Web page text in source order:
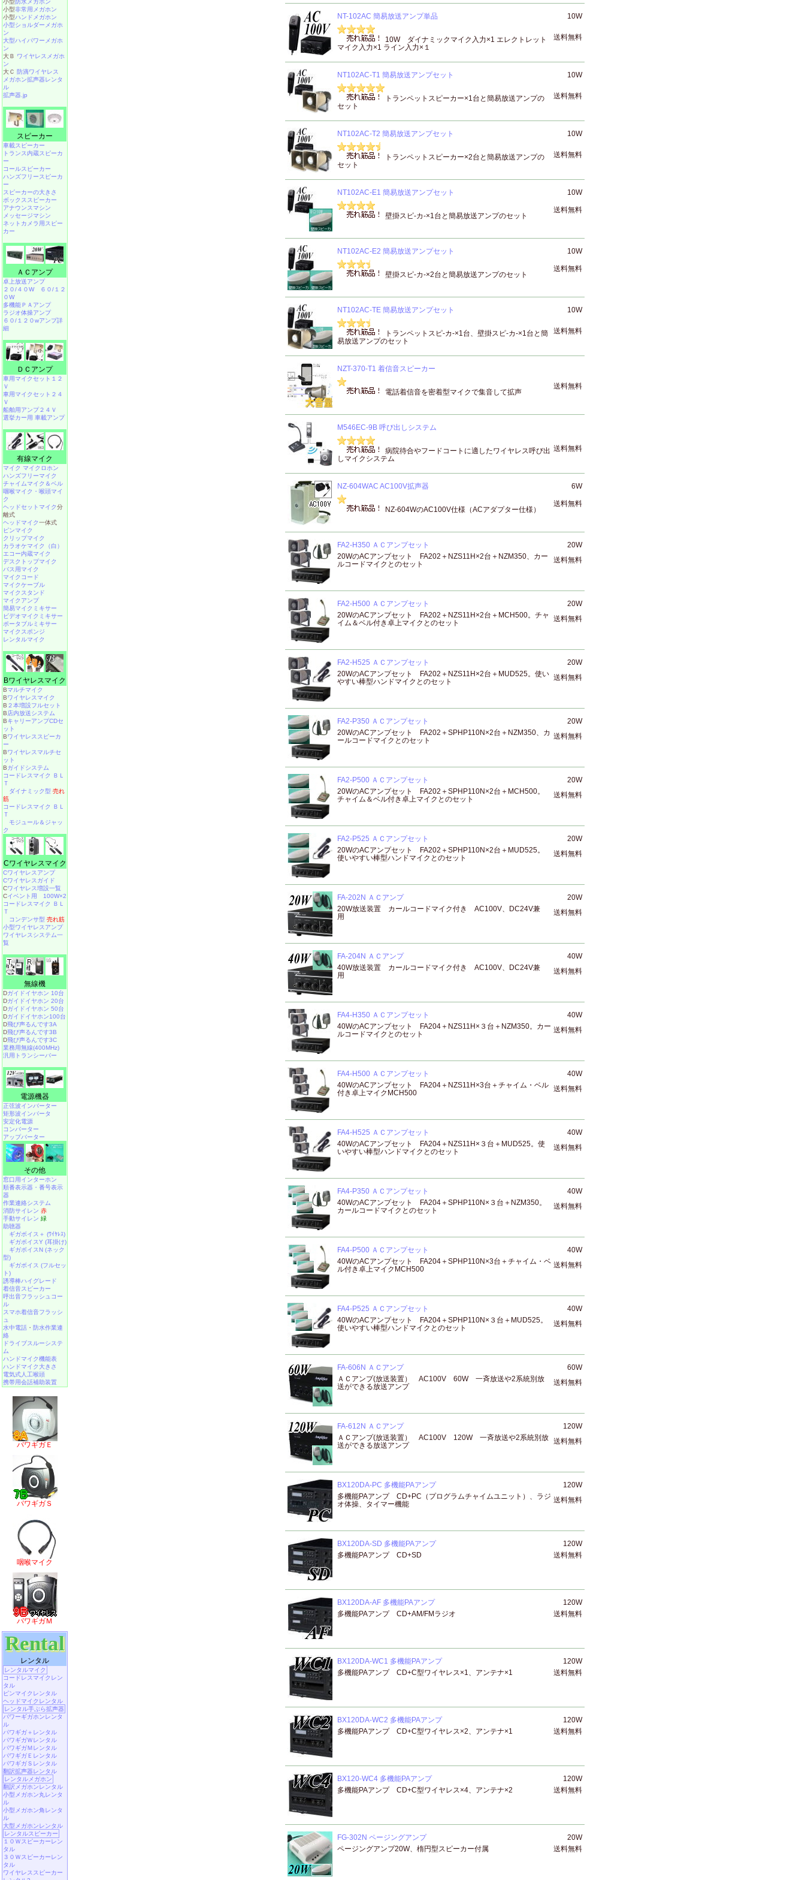
NT-102AC 簡易放送アンプ単品 10W
10W ダイナミックマイク入力×1 エレクトレット
マイク入力×1 ライン入力×１
送料無料
NT102AC-T1 簡易放送アンプセット 10W
トランペットスピーカー×1台と簡易放送アンプの
セット
送料無料
NT102AC-T2 簡易放送アンプセット 10W
トランペットスピーカー×2台と簡易放送アンプの
セット
送料無料
NT102AC-E1 簡易放送アンプセット 10W
壁掛スピ-カ-×1台と簡易放送アンプのセット
送料無料
NT102AC-E2 簡易放送アンプセット 10W
壁掛スピ-カ-×2台と簡易放送アンプのセット
送料無料
NT102AC-TE 簡易放送アンプセット 10W
トランペットスピ-カ-×1台、壁掛スピ-カ-×1台と簡
易放送アンプのセット
送料無料
NZT-370-T1 着信音スピーカー
電話着信音を密着型マイクで集音して拡声
送料無料
M546EC-9B 呼び出しシステム
病院待合やフードコートに適したワイヤレス呼び出
しマイクシステム
送料無料
NZ-604WAC AC100V拡声器 6W
NZ-604WのAC100V仕様（ACアダプター仕様）
送料無料
FA2-H350 ＡＣアンプセット
20W
20WのACアンプセット FA202＋NZS11H×2台＋NZM350、カー
ルコードマイクとのセット
送料無料
FA2-H500 ＡＣアンプセット
20W
20WのACアンプセット FA202＋NZS11H×2台＋MCH500。チャ
イム＆ベル付き卓上マイクとのセット
送料無料
FA2-H525 ＡＣアンプセット
20W
20WのACアンプセット FA202＋NZS11H×2台＋MUD525。使い
やすい棒型ハンドマイクとのセット
送料無料
FA2-P350 ＡＣアンプセット
20W
20WのACアンプセット FA202＋SPHP110N×2台＋NZM350、カ
ールコードマイクとのセット
送料無料
FA2-P500 ＡＣアンプセット
20W
20WのACアンプセット FA202＋SPHP110N×2台＋MCH500。
チャイム＆ベル付き卓上マイクとのセット
送料無料
FA2-P525 ＡＣアンプセット
20W
20WのACアンプセット FA202＋SPHP110N×2台＋MUD525。
使いやすい棒型ハンドマイクとのセット
送料無料
FA-202N ＡＣアンプ
20W
20W放送装置 カールコードマイク付き AC100V、DC24V兼
用
送料無料
FA-204N ＡＣアンプ
40W
40W放送装置 カールコードマイク付き AC100V、DC24V兼
用
送料無料
FA4-H350 ＡＣアンプセット
40W
40WのACアンプセット FA204＋NZS11H×３台＋NZM350。カー
ルコードマイクとのセット
送料無料
FA4-H500 ＡＣアンプセット
40W
40WのACアンプセット FA204＋NZS11H×3台＋チャイム・ベル
付き卓上マイクMCH500
送料無料
FA4-H525 ＡＣアンプセット
40W
40WのACアンプセット FA204＋NZS11H×３台＋MUD525。使
いやすい棒型ハンドマイクとのセット
送料無料
FA4-P350 ＡＣアンプセット
40W
40WのACアンプセット FA204＋SPHP110N×３台＋NZM350。
カールコードマイクとのセット
送料無料
FA4-P500 ＡＣアンプセット
40W
40WのACアンプセット FA204＋SPHP110N×3台＋チャイム・ベ
ル付き卓上マイクMCH500
送料無料
FA4-P525 ＡＣアンプセット
40W
40WのACアンプセット FA204＋SPHP110N×３台＋MUD525。
使いやすい棒型ハンドマイクとのセット
送料無料
FA-606N ＡＣアンプ
60W
ＡＣアンプ(放送装置） AC100V 60W 一斉放送や2系統別放
送ができる放送アンプ
送料無料
FA-612N ＡＣアンプ
120W
ＡＣアンプ(放送装置） AC100V 120W 一斉放送や2系統別放
送ができる放送アンプ
送料無料
BX120DA-PC 多機能PAアンプ
120W
多機能PAアンプ CD+PC（プログラムチャイムユニット）、ラジ
オ体操、タイマー機能
送料無料
BX120DA-SD 多機能PAアンプ
120W
多機能PAアンプ CD+SD
送料無料
BX120DA-AF 多機能PAアンプ
120W
多機能PAアンプ CD+AM/FMラジオ
送料無料
BX120DA-WC1 多機能PAアンプ
120W
多機能PAアンプ CD+C型ワイヤレス×1、アンテナ×1
送料無料
BX120DA-WC2 多機能PAアンプ
120W
多機能PAアンプ CD+C型ワイヤレス×2、アンテナ×1
送料無料
BX120-WC4 多機能PAアンプ
120W
多機能PAアンプ CD+C型ワイヤレス×4、アンテナ×2
送料無料
FG-302N ページングアンプ
20W
ページングアンプ20W、楕円型スピーカー付属
送料無料
小型 防水メガホン
小型非常用メガホン
小型ハンドメガホン
小型ショルダーメガホ
ン
大型ハイパワーメガホ
ン
大Ｂ ワイヤレスメガホ
ン
大Ｃ 防滴ワイヤレス
メガホン拡声器レンタ
ル
拡声器.jp
スピーカー
車載スピーカー
トランス内蔵スピーカ
ー
コールスピーカー
ハンズフリースピーカ
ー
スピーカーの大きさ
ボックススピーカー
アナウンスマシン
メッセージマシン
ネットカメラ用スピー
カー
ＡＣアンプ
卓上放送アンプ
２０/４０W
６０/１２
０W
多機能ＰＡアンプ
ラジオ体操アンプ
６０/１２０wアンプ詳
細
ＤＣアンプ
車用マイクセット１２
Ｖ
車用マイクセット２４
Ｖ
船舶用アンプ２４Ｖ
選挙カー用 車載アンプ
有線マイク
マイク マイクロホン
ハンズフリーマイク
チャイムマイク＆ベル
咽喉マイク・喉頭マイ
ク
ヘッドセットマイク分
離式
ヘッドマイク一体式
ピンマイク
クリップマイク
カラオケマイク（白）
エコー内蔵マイク
デスクトップマイク
バス用マイク
マイクコード
マイクケーブル
マイクスタンド
マイクアンプ
簡易マイクミキサー
ビデオマイクミキサー
ポータブルミキサー
マイクスポンジ
レンタルマイク
Bワイヤレスマイク
Bマルチマイク
Bワイヤレスマイク
B ２本増設フルセット
B店内放送システム
BキャリーアンプCDセ
ット
Bワイヤレススピーカ
ー
Bワイヤレスマルチセ
ット
Bガイドシステム
コードレスマイク ＢＬ
Ｔ
ダイナミック型 売れ
筋
コードレスマイク ＢＬ
Ｔ
モジュール＆ジャッ
ク
Cワイヤレスマイク
Cワイヤレスアンプ
Cワイヤレスガイド
Cワイヤレス増設一覧
Cイベント用 100W×2
コードレスマイク ＢＬ
Ｔ
コンデンサ型 売れ筋
小型ワイヤレスアンプ
ワイヤレスシステム一
覧
無線機
Dガイドイヤホン 10台
Dガイドイヤホン 20台
Dガイドイヤホン 50台
Dガイドイヤホン100台
D飛び声るんです3A
D飛び声るんです3B
D飛び声るんです3C
業務用無線(400MHz)
汎用トランシーバー
電源機器
正弦波インバーター
矩形波インバータ
安定化電源
コンバーター
アップバーター
その他
窓口用インターホン
順番表示器・番号表示
器
作業連絡システム
消防サイレン 赤
手動サイレン 緑
助聴器
ギガボイス＋ (ﾜｲﾔﾚｽ)
ギガボイスY (耳掛け)
ギガボイスN (ネック
型)
ギガボイス (フルセッ
ト)
誘導棒ハイグレード
着信音スピーカー
呼出音フラッシュコー
ル
スマホ着信音フラッシ
ュ
水中電話 ・ 防水作業連
絡
ドライブスルーシステ
ム
ハンドマイク機能表
ハンドマイク大きさ
電気式人工喉頭
携帯用会話補助装置
パワギガＥ
パワギガＳ
咽喉マイク
パワギガＭ
Rental
レンタル
レンタルマイク
コードレスマイクレン
タル
ピンマイクレンタル
ヘッドマイクレンタル
レンタル手ぶら拡声器
パワーギガホンレンタ
ル
パワギガ＋レンタル
パワギガＷレンタル
パワギガＭレンタル
パワギガＥレンタル
パワギガＳレンタル
翻訳拡声器レンタル
レンタルメガホン
翻訳メガホンレンタル
小型メガホン丸レンタ
ル
小型メガホン角レンタ
ル
大型メガホンレンタル
レンタルスピーカー
１０Ｗスピーカーレン
タル
３０Ｗスピーカーレン
タル
ワイヤレススピーカー